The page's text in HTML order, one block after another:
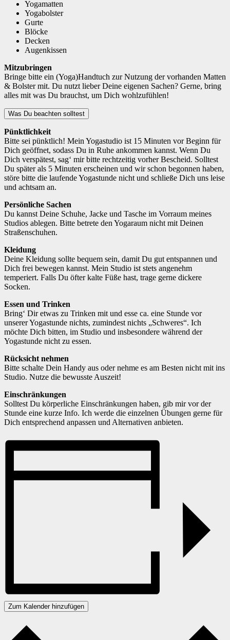
Yogamatten
Yogabolster
Gurte
Blöcke
Decken
Augenkissen
Mitzubringen
Bringe bitte ein (Yoga)Handtuch zur Nutzung der vorhanden Matten
& Bolster mit. Du nutzt lieber Deine eigenen Sachen? Gerne, bring
alles mit was Du brauchst, um Dich wohlzufühlen!
Was Du beachten solltest
Pünktlichkeit
Bitte sei pünktlich! Mein Yogastudio ist 15 Minuten vor Beginn für
Dich geöffnet, sodass Du in Ruhe ankommen kannst. Wenn Du
Dich verspätest, sag‘ mir bitte rechtzeitig vorher Bescheid. Solltest
Du später als 5 Minuten erscheinen und wir schon begonnen haben,
störe bitte die laufende Yogastunde nicht und schließe Dich uns leise
und achtsam an.
Persönliche Sachen
Du kannst Deine Schuhe, Jacke und Tasche im Vorraum meines
Studios ablegen. Bitte betrete den Yogaraum nicht mit Deinen
Straßenschuhen.
Kleidung
Deine Kleidung sollte bequem sein, damit Du gut entspannen und
Dich frei bewegen kannst. Mein Studio ist stets angenehm
temperiert. Falls Du öfter kalte Füße hast, trage gerne dickere
Socken.
Essen und Trinken
Bring‘ Dir etwas zu Trinken mit und esse ca. eine Stunde vor
unserer Yogastunde nichts, zumindest nichts „Schweres“. Ich
möchte Dich bitten, im Studio und insbesondere während der
Yogastunde nicht zu essen.
Rücksicht nehmen
Bitte schalte Dein Handy aus oder nehme es am Besten nicht mit ins
Studio. Nutze die bewusste Auszeit!
Einschränkungen
Solltest Du körperliche Einschränkungen haben, gib mir vor der
Stunde eine kurze Info. Ich werde die einzelnen Übungen gerne für
Dich entsprechend anpassen und Alternativen anbieten.
Zum Kalender hinzufügen